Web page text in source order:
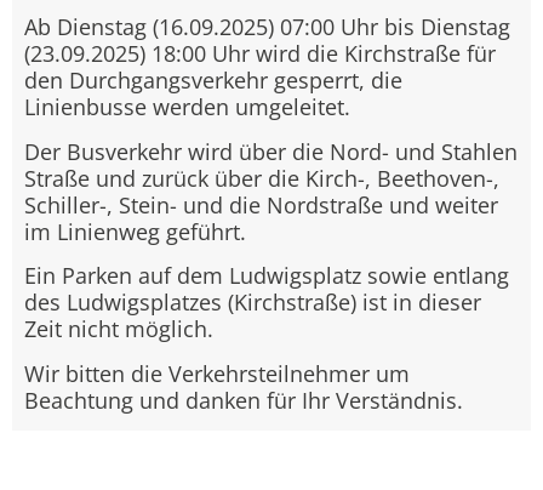
Ab Dienstag (16.09.2025) 07:00 Uhr bis Dienstag
(23.09.2025) 18:00 Uhr wird die Kirchstraße für
den Durchgangsverkehr gesperrt, die
Linienbusse werden umgeleitet.
Der Busverkehr wird über die Nord- und Stahlen
Straße und zurück über die Kirch-, Beethoven-,
Schiller-, Stein- und die Nordstraße und weiter
im Linienweg geführt.
Ein Parken auf dem Ludwigsplatz sowie entlang
des Ludwigsplatzes (Kirchstraße) ist in dieser
Zeit nicht möglich.
Wir bitten die Verkehrsteilnehmer um
Beachtung und danken für Ihr Verständnis.